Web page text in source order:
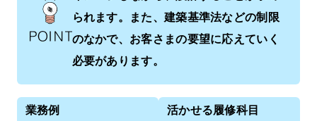
られます。また、建築基準法などの制限
のなかで、お客さまの要望に応えていく
必要があります。
業務例 活かせる履修科目